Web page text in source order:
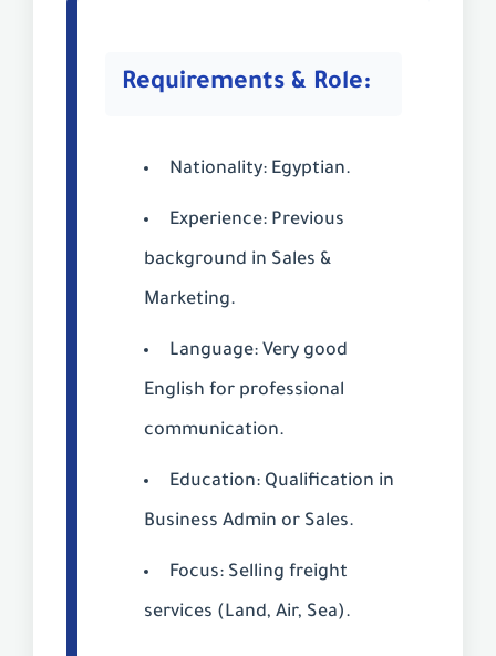
Requirements & Role:
Nationality: Egyptian.
Experience: Previous
background in Sales &
Marketing.
Language: Very good
English for professional
communication.
Education: Qualification in
Business Admin or Sales.
Focus: Selling freight
services (Land, Air, Sea).